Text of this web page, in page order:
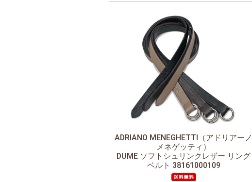
ADRIANO MENEGHETTI（アドリアーノ
メネゲッティ）
DUME ソフトシュリンクレザー リング
ベルト 38161000109